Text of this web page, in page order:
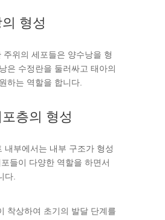
형성
주위의 세포들은 양수낭을 형
은 수정란을 둘러싸고 태아의
하는 역할을 합니다.
층의 형성
내부에서는 내부 구조가 형성
들이 다양한 역할을 하면서
다.
착상하여 초기의 발달 단계를